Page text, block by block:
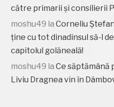
către primarii și consilierii
moshu49 laCorneliu
ține cu tot dinadinsul să-l
capitolul golăneală!
moshu49 laCe săptămână
Liviu Dragnea vin în